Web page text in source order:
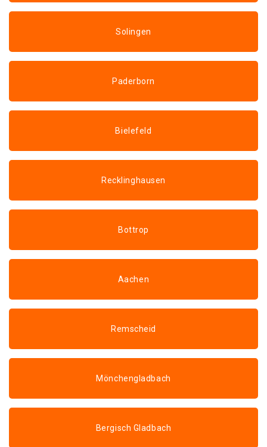
Solingen
Paderborn
Bielefeld
Recklinghausen
Bottrop
Aachen
Remscheid
Mönchengladbach
Bergisch Gladbach